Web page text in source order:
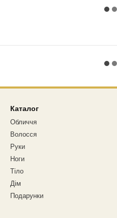
Каталог
Обличчя
Волосся
Руки
Ноги
Тіло
Дім
Подарунки